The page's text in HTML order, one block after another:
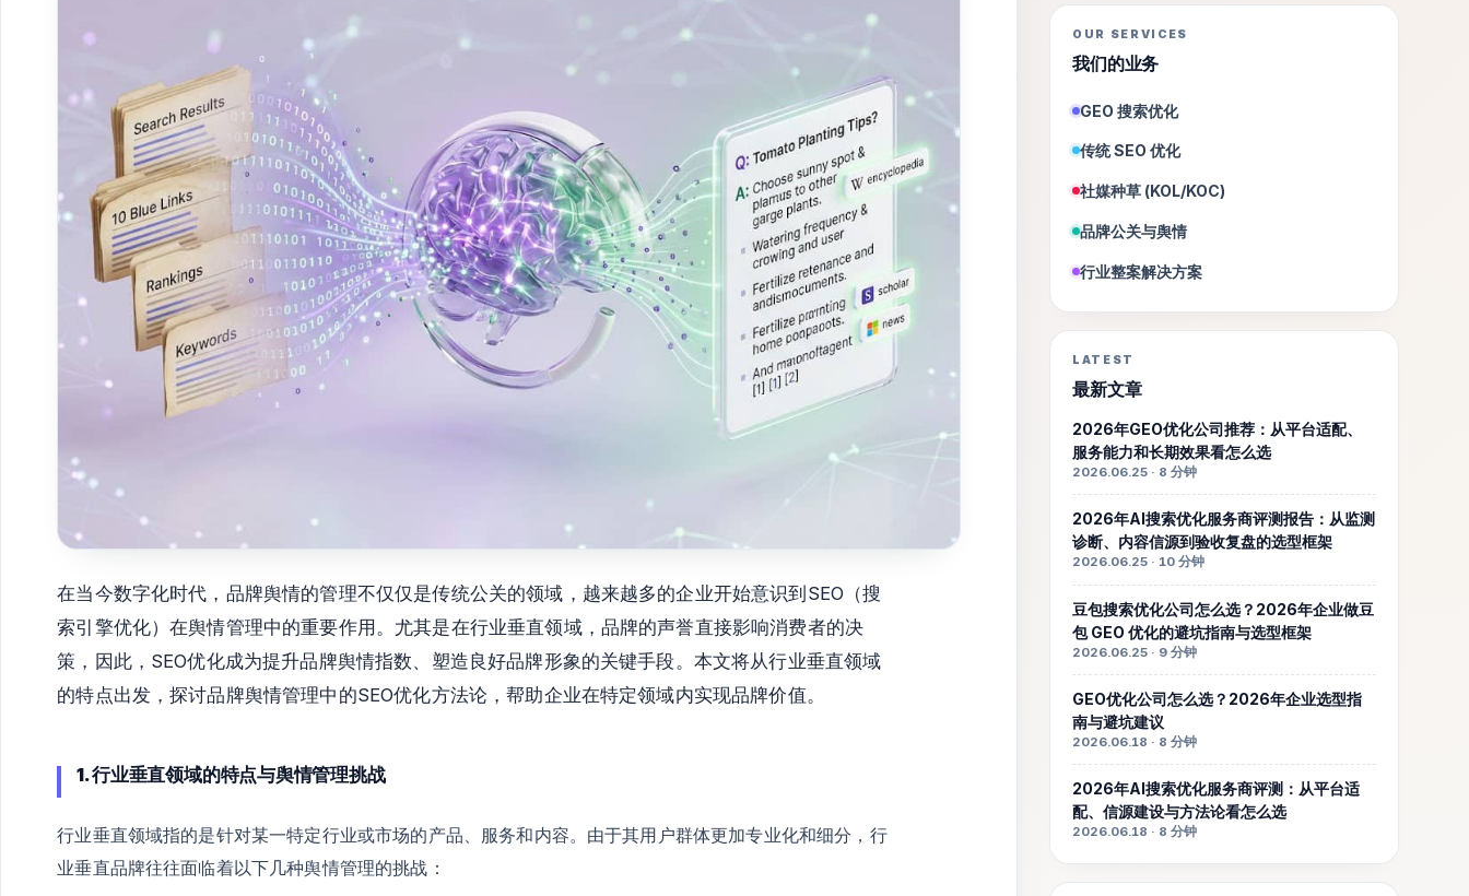
在当今数字化时代，品牌舆情的管理不仅仅是传统公关的领域，越来越多的企业开始意识到SEO（搜
索引擎优化）在舆情管理中的重要作用。尤其是在行业垂直领域，品牌的声誉直接影响消费者的决
策，因此，SEO优化成为提升品牌舆情指数、塑造良好品牌形象的关键手段。本文将从行业垂直领域
的特点出发，探讨品牌舆情管理中的SEO优化方法论，帮助企业在特定领域内实现品牌价值。
1. 行业垂直领域的特点与舆情管理挑战
行业垂直领域指的是针对某一特定行业或市场的产品、服务和内容。由于其用户群体更加专业化和细分，行
业垂直品牌往往面临着以下几种舆情管理的挑战：
OUR SERVICES
我们的业务
GEO 搜索优化
传统 SEO 优化
社媒种草 (KOL/KOC)
品牌公关与舆情
行业整案解决方案
LATEST
最新文章
2026年GEO优化公司推荐：从平台适配、
服务能力和长期效果看怎么选
2026.06.25 · 8 分钟
2026年AI搜索优化服务商评测报告：从监测
诊断、内容信源到验收复盘的选型框架
2026.06.25 · 10 分钟
豆包搜索优化公司怎么选？2026年企业做豆
包 GEO 优化的避坑指南与选型框架
2026.06.25 · 9 分钟
GEO优化公司怎么选？2026年企业选型指
南与避坑建议
2026.06.18 · 8 分钟
2026年AI搜索优化服务商评测：从平台适
配、信源建设与方法论看怎么选
2026.06.18 · 8 分钟